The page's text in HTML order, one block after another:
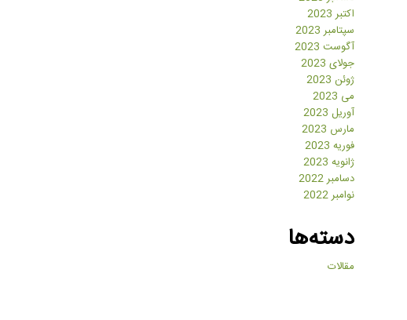
اکتبر 2023
سپتامبر 2023
آگوست 2023
جولای 2023
ژوئن 2023
می 2023
آوریل 2023
مارس 2023
فوریه 2023
ژانویه 2023
دسامبر 2022
نوامبر 2022
دسته‌ها
مقالات